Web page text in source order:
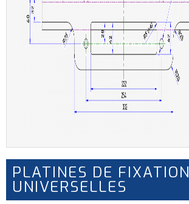
PLATINES DE FIXATION
UNIVERSELLES